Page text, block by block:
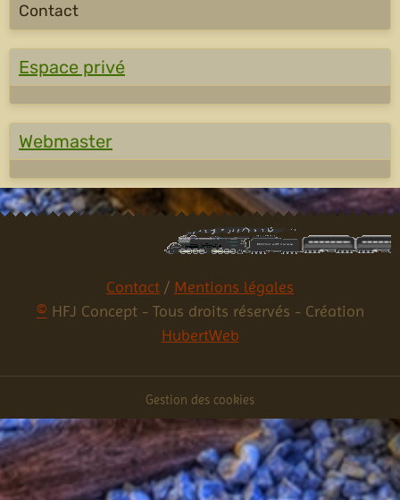
Contact
Espace privé
Webmaster
Contact / Mentions légales
© HFJ Concept - Tous droits réservés - Création
HubertWeb
Gestion des cookies